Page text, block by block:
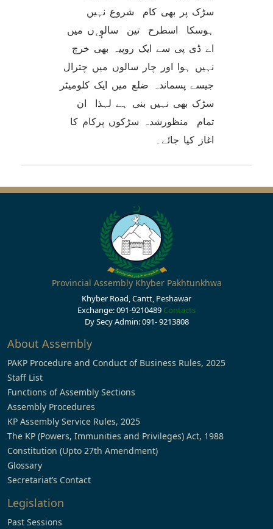
سڑک پر بھی کام شروع نہیں
ہوسکا اسطرح تین سالوٕ ٕں میں
اے ڈی پی سے ایک روپیہ بھی خرچ
نہیں ہوا اور چار سالوں میں چترال
جیسے پسماندہ ضلع میں ایک کلومیٹر
سڑک بھی نہیں بنی ہے لہذا ان
تمام منظورشدہ سڑکوں پرکام کا
اغاز کیا جائے۔
Provincial Assembly Khyber Pakhtunkhwa
Khyber Road, Cantt, Peshawar
Exchange: 091-9210489 Contacts
Dy Secy Admin: 091- 9213808
About Assembly
PAKP Procedure and Conduct of Business Rules, 2025
Staff List
Functions of Assembly Sections
Assembly Procedures
KP Assembly Service Rules, 2025
The KP (Powers, Immunities and Privileges) Act, 1988
Constitution (Upto 27th Amendment)
Glossary
Secretariat’s Contact
Legislation
Past Sessions